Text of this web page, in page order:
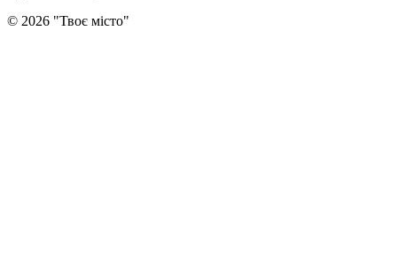
© 2026 "Твоє місто"